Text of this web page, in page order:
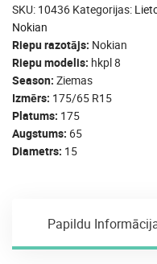
SKU: 10436 Kategorijas:
Nokian
Riepu razotājs Nokian
Riepu modelis hkpl 8
Season Ziemas
Izmērs 175/65 R15
Platums 175
Augstums 65
Diametrs 15
Papildu